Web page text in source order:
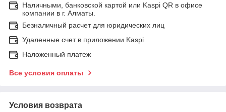
Наличными, банковской картой или Kaspi QR в офисе
компании в г. Алматы.
Безналичный расчет для юридических лиц
Удаленные счет в приложении Kaspi
Наложенный платеж
Все условия оплаты
Условия возврата